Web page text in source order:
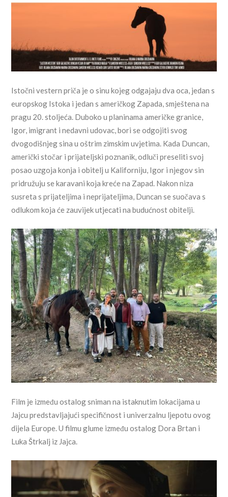
Istočni vestern priča je o sinu kojeg odgajaju dva oca, jedan s
europskog Istoka i jedan s američkog Zapada, smještena na
pragu 20. stoljeća. Duboko u planinama američke granice,
Igor, imigrant i nedavni udovac, bori se odgojiti svog
dvogodišnjeg sina u oštrim zimskim uvjetima. Kada Duncan,
američki stočar i prijateljski poznanik, odluči preseliti svoj
posao uzgoja konja i obitelj u Kaliforniju, Igor i njegov sin
pridružuju se karavani koja kreće na Zapad. Nakon niza
susreta s prijateljima i neprijateljima, Duncan se suočava s
odlukom koja će zauvijek utjecati na budućnost obitelji.
Film je između ostalog sniman na istaknutim lokacijama u
Jajcu predstavljajući specifičnost i univerzalnu ljepotu ovog
dijela Europe. U filmu glume između ostalog Dora Brtan i
Luka Štrkalj iz Jajca.